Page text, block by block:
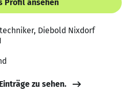
Profil ansehen
Diebold Nixdorf
zu sehen.